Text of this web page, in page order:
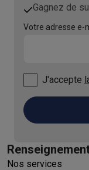
Gagnez de
Votre adresse e-
J'accepte
Nos services